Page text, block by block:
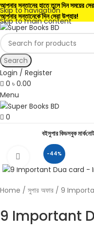
Skip to navigation
Skip to main content
আপনার সন্তানের হাতে তুলে দিন সময়ের
আপনার সন্তানেকে দিন সেরা উপহার!
Search
Login / Register
0 ৳ 0.00
Menu
0
বইসুপার কিডসবুক মার্ক
-44%
Click to enlarge
Home সুপার অফার 9
9 Important